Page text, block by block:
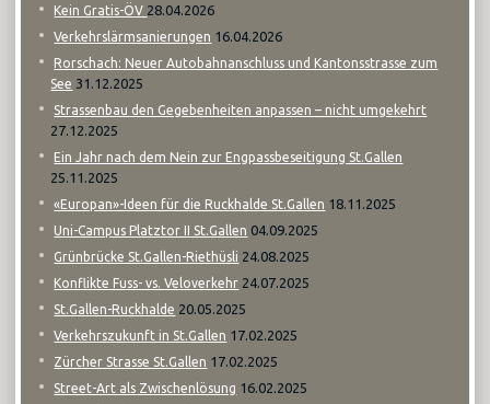
Kein Gratis-ÖV 28.04.2026
Verkehrslärmsanierungen 16.04.2026
Rorschach: Neuer Autobahnanschluss und Kantonsstrasse zum
See 31.12.2025
Strassenbau den Gegebenheiten anpassen – nicht umgekehrt
27.12.2025
Ein Jahr nach dem Nein zur Engpassbeseitigung St.Gallen
25.11.2025
«Europan»-Ideen für die Ruckhalde St.Gallen 18.11.2025
Uni-Campus Platztor II St.Gallen 04.09.2025
Grünbrücke St.Gallen-Riethüsli 24.08.2025
Konflikte Fuss- vs. Veloverkehr 24.07.2025
St.Gallen-Ruckhalde 20.05.2025
Verkehrszukunft in St.Gallen 17.02.2025
Zürcher Strasse St.Gallen 17.02.2025
Street-Art als Zwischenlösung 16.02.2025